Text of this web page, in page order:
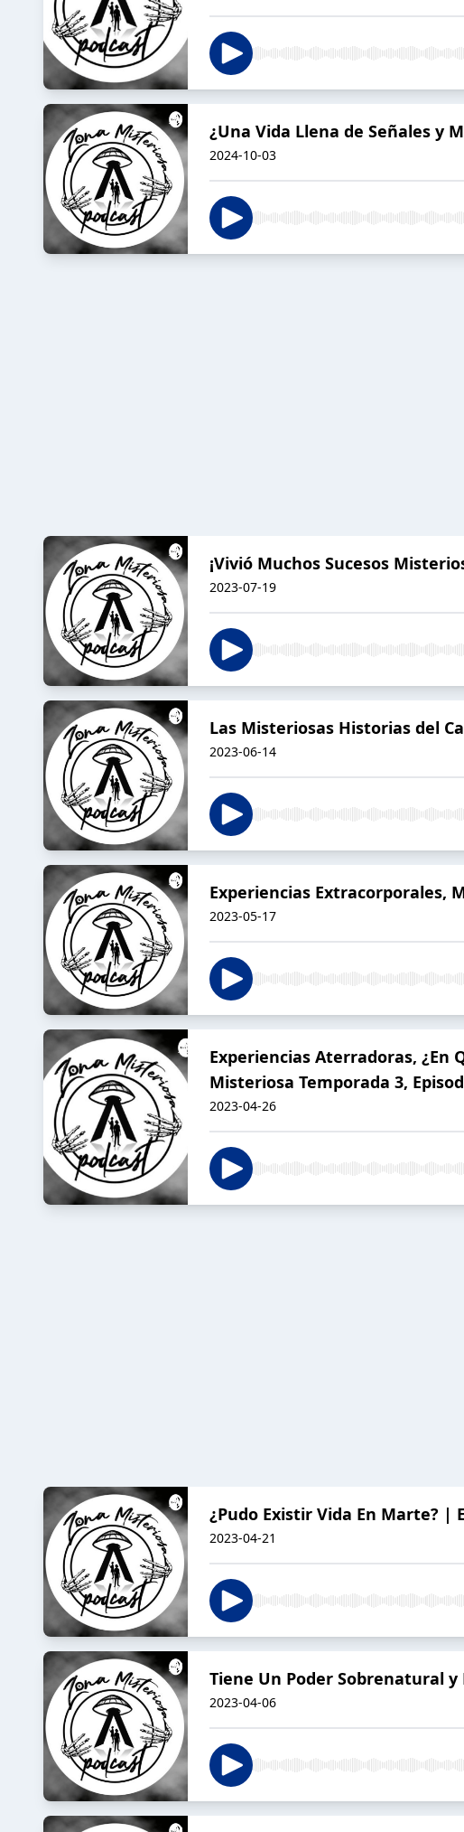
¿Una Vida Llena de Señales y
2024-10-03
¡Vivió Muchos Sucesos
2023-07-19
Las Misteriosas Historias del
2023-06-14
Experiencias Extracorporales,
2023-05-17
Experiencias Aterradoras, ¿En
Misteriosa Temporada 3,
2023-04-26
¿Pudo Existir Vida En Marte? |
2023-04-21
Tiene Un Poder Sobrenatural
2023-04-06